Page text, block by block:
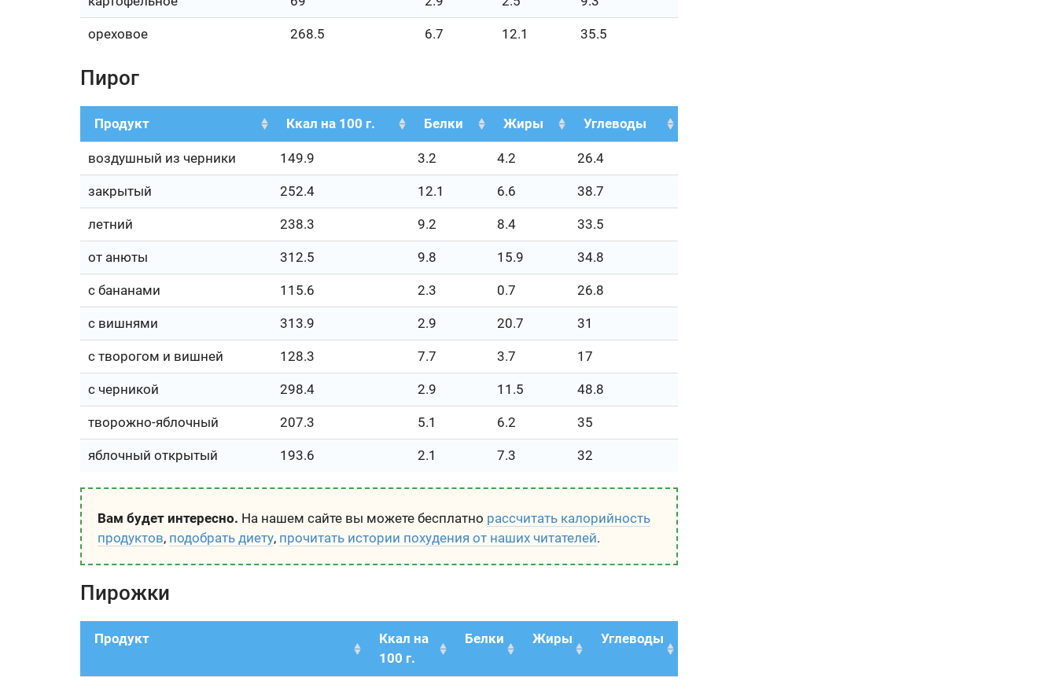
ореховое 268.5 6.7 12.1 35.5
Пирог
Продукт Ккал на 100 г. Белки Жиры Углеводы
воздушный из черники 149.9 3.2 4.2 26.4
закрытый 252.4 12.1 6.6 38.7
летний 238.3 9.2 8.4 33.5
от анюты 312.5 9.8 15.9 34.8
с бананами 115.6 2.3 0.7 26.8
с вишнями 313.9 2.9 20.7 31
с творогом и вишней 128.3 7.7 3.7 17
с черникой 298.4 2.9 11.5 48.8
творожно-яблочный 207.3 5.1 6.2 35
яблочный открытый 193.6 2.1 7.3 32
Вам будет интересно. На нашем сайте вы можете бесплатно рассчитать калорийность
продуктов, подобрать диету, прочитать истории похудения от наших читателей.
Пирожки
Продукт
Ккал на
100 г.
Белки Жиры Углеводы